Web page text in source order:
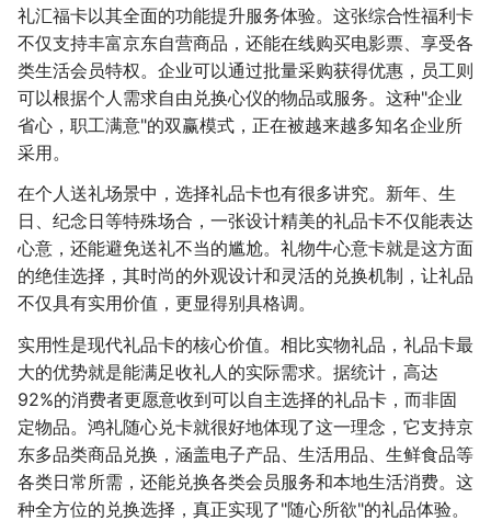
礼汇福卡以其全面的功能提升服务体验。这张综合性福利卡
不仅支持丰富京东自营商品，还能在线购买电影票、享受各
类生活会员特权。企业可以通过批量采购获得优惠，员工则
可以根据个人需求自由兑换心仪的物品或服务。这种"企业
省心，职工满意"的双赢模式，正在被越来越多知名企业所
采用。
在个人送礼场景中，选择礼品卡也有很多讲究。新年、生
日、纪念日等特殊场合，一张设计精美的礼品卡不仅能表达
心意，还能避免送礼不当的尴尬。礼物牛心意卡就是这方面
的绝佳选择，其时尚的外观设计和灵活的兑换机制，让礼品
不仅具有实用价值，更显得别具格调。
实用性是现代礼品卡的核心价值。相比实物礼品，礼品卡最
大的优势就是能满足收礼人的实际需求。据统计，高达
92%的消费者更愿意收到可以自主选择的礼品卡，而非固
定物品。鸿礼随心兑卡就很好地体现了这一理念，它支持京
东多品类商品兑换，涵盖电子产品、生活用品、生鲜食品等
各类日常所需，还能兑换各类会员服务和本地生活消费。这
种全方位的兑换选择，真正实现了"随心所欲"的礼品体验。